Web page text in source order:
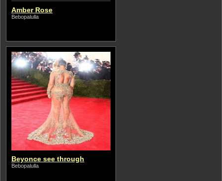
Amber Rose
Bebopalulla
Beyonce see through
Bebopalulla